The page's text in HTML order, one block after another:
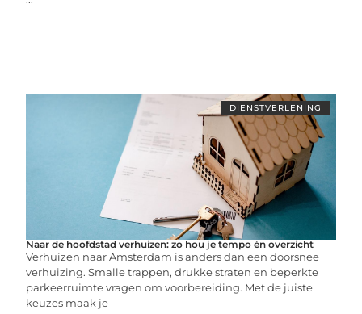
DIENSTVERLENING
Naar de hoofdstad verhuizen: zo hou je tempo én overzicht
Verhuizen naar Amsterdam is anders dan een doorsnee
verhuizing. Smalle trappen, drukke straten en beperkte
parkeerruimte vragen om voorbereiding. Met de juiste
keuzes maak je